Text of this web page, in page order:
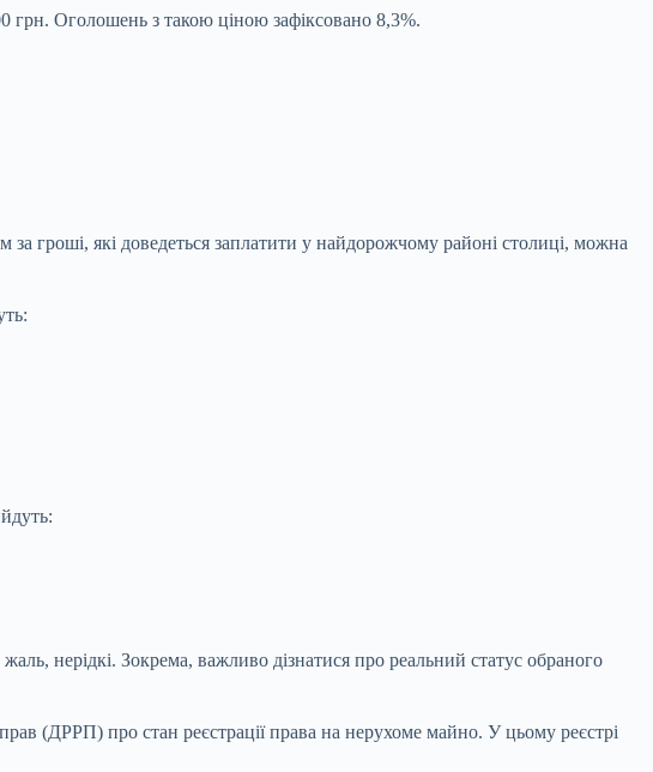
грн. Оголошень з такою ціною зафіксовано 8,3%.
гроші, які доведеться заплатити у найдорожчому районі столиці, можна
жаль, нерідкі. Зокрема, важливо дізнатися про реальний статус обраного
(ДРРП) про стан реєстрації права на нерухоме майно. У цьому реєстрі